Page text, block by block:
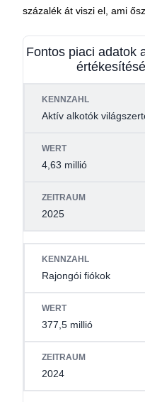
százalék át viszi el, ami
Fontos piaci adatok
KULCSSZÁM
Aktív alkotók
4,63 millió
2025
Rajongói fiókok
377,5 millió
2024